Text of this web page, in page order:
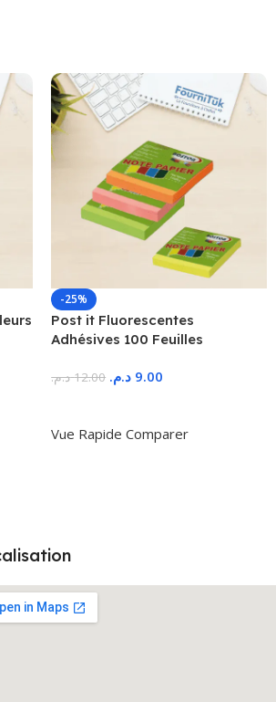
-25%
Post it Fluorescentes
Adhésives 100 Feuilles
12.00 د.م. 9.00 د.م.
Vue Rapide Comparer